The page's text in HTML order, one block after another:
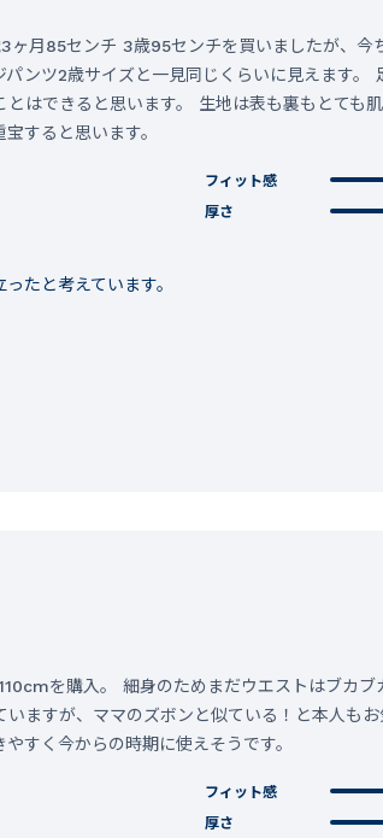
ヶ月85センチ 3歳95センチを買いましたが、今
パンツ2歳サイズと一見同じくらいに見えます。
はできると思います。 生地は表も裏もとても
すると思います。
フィット感
厚さ
たと考えています。
を購入。 細身のためまだウエストはブカ
いますが、ママのズボンと似ている！と本人も
すく今からの時期に使えそうです。
フィット感
厚さ